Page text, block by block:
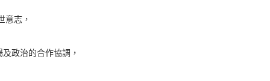
意志，
政治的合作協調，